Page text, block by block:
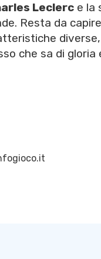
Leclerc e la
Resta da
che sa di gloria